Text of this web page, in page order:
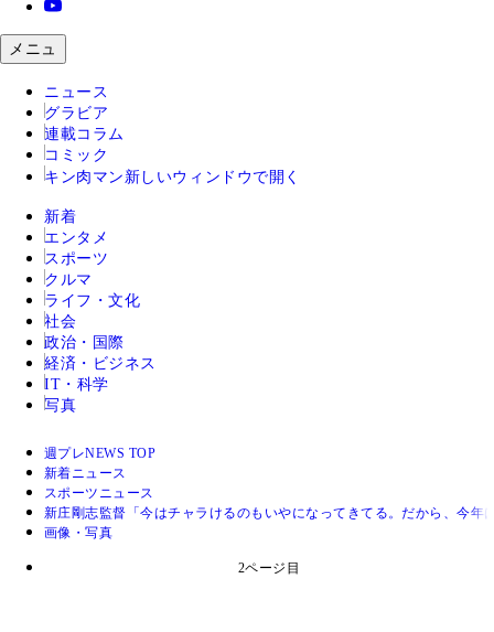
メニュ
ニュース
グラビア
連載コラム
コミック
キン肉マン 新しいウィンドウで開く
新着
エンタメ
スポーツ
クルマ
ライフ・文化
社会
政治・国際
経済・ビジネス
IT・科学
写真
週プレNEWS TOP
新着ニュース
スポーツニュース
新庄剛志監督「今はチャラけるのもいやになってきてる。だから、今年
画像・写真
2ページ目